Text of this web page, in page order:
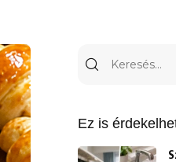
Ez is